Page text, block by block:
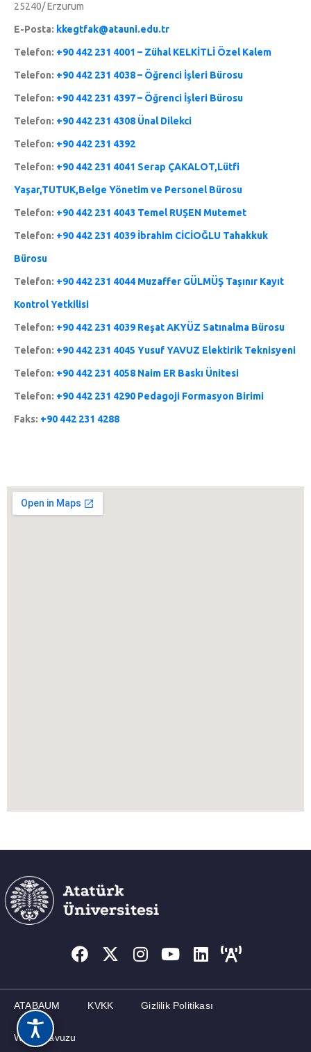
25240/ Erzurum
E-Posta: kkegtfak@atauni.edu.tr
Telefon: +90 442 231 4001 – Zühal KELKİTLİ Özel Kalem
Telefon: +90 442 231 4038 – Öğrenci İşleri Bürosu
Telefon: +90 442 231 4397 – Öğrenci İşleri Bürosu
Telefon: +90 442 231 4308 Ünal Dilekci
Telefon: +90 442 231 4392
Telefon: +90 442 231 4041 Serap ÇAKALOT,Lütfi
Yaşar,TUTUK,Belge Yönetim ve Personel Bürosu
Telefon: +90 442 231 4043 Temel RUŞEN Mutemet
Telefon: +90 442 231 4039 İbrahim CİCİOĞLU Tahakkuk
Bürosu
Telefon: +90 442 231 4044 Muzaffer GÜLMÜŞ Taşınır Kayıt
Kontrol Yetkilisi
Telefon: +90 442 231 4039 Reşat AKYÜZ Satınalma Bürosu
Telefon: +90 442 231 4045 Yusuf YAVUZ Elektirik Teknisyeni
Telefon: +90 442 231 4058 Naim ER Baskı Ünitesi
Telefon: +90 442 231 4290 Pedagoji Formasyon Birimi
Faks: +90 442 231 4288
ATABAUM KVKK Gizlilik Politikası
Web Kılavuzu